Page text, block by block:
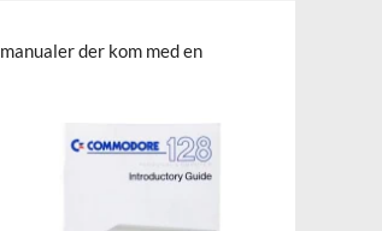
der kom med en